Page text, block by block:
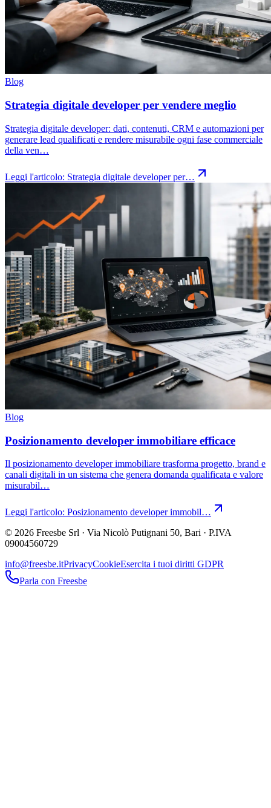
Blog
Strategia digitale developer per vendere meglio
Strategia digitale developer: dati, contenuti, CRM e automazioni per
generare lead qualificati e rendere misurabile ogni fase commerciale
della ven…
Leggi l'articolo: Strategia digitale developer per…
Blog
Posizionamento developer immobiliare efficace
Il posizionamento developer immobiliare trasforma progetto, brand e
canali digitali in un sistema che genera domanda qualificata e valore
misurabil…
Leggi l'articolo: Posizionamento developer immobil…
© 2026 Freesbe Srl · Via Nicolò Putignani 50, Bari · P.IVA
09004560729
info@freesbe.itPrivacyCookieEsercita i tuoi diritti GDPR
Parla con Freesbe